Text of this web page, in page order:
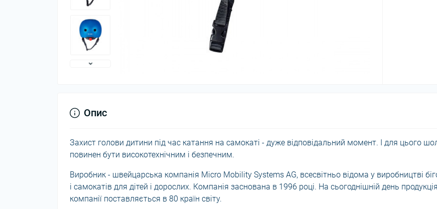
Опис
Захист голови дитини під час катання на самокаті - дуже відповідальний момент. І для цього
повинен бути високотехнічним і безпечним.
Виробник - швейцарська компанія Micro Mobility Systems AG, всесвітньо відома у виробництві
і самокатів для дітей і дорослих. Компанія заснована в 1996 році. На сьогоднішній день продукція
компанії поставляється в 80 країн світу.